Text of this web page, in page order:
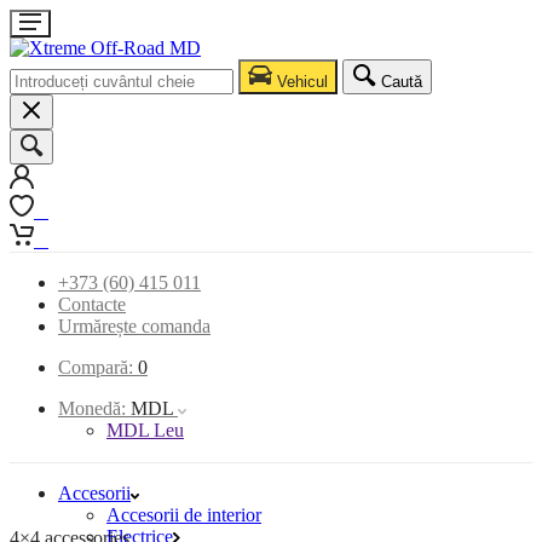
Vehicul Caută
+373 (60) 415 011
Contacte
Urmărește comanda
Compară: 0
Monedă: MDL
MDL Leu
Accesorii
Accesorii de interior
Electrice
4×4 accessories